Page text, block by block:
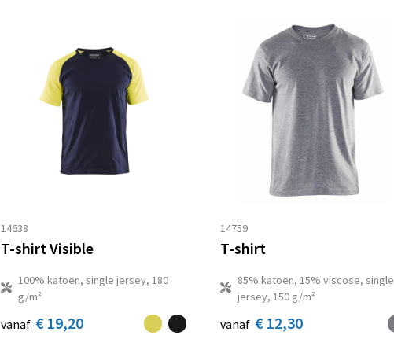
14638
T-shirt Visible
100% katoen, single jersey, 180
g/m²
vanaf € 19,20
14759
T-shirt
85% katoen, 15% viscose, single
jersey, 150 g/m²
vanaf € 12,30